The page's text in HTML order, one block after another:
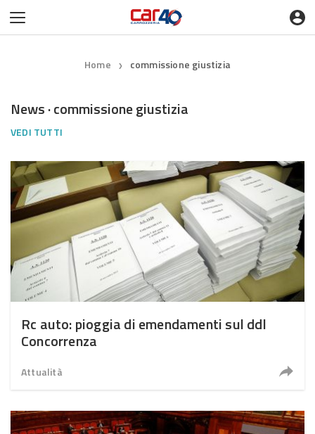
Home ❯ commissione giustizia
News · commissione giustizia
VEDI TUTTI
Rc auto: pioggia di emendamenti sul ddl
Concorrenza
Attualità